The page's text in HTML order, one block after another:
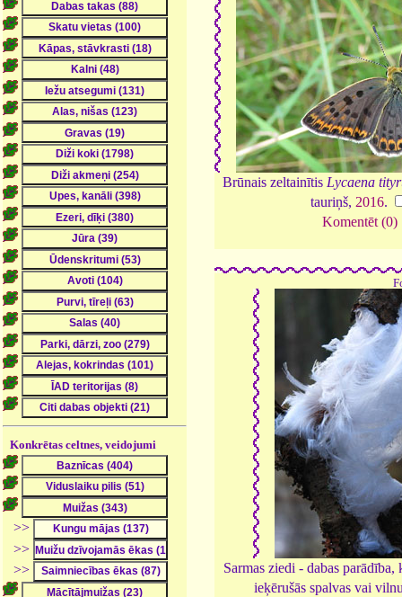
Konkrētas celtnes, veidojumi
>>
>>
>>
Brūnais zeltainītis Lycaena
tauriņš, 2016.
Komentēt (0)
Sarmas ziedi - dabas parādība,
ieķērušās spalvas vai